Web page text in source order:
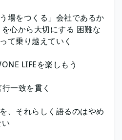
場をつくる」会社であるか
心から大切にする 困難な
て乗り越えていく
LIFEを楽しもう
一致を貫く
、それらしく語るのはやめ